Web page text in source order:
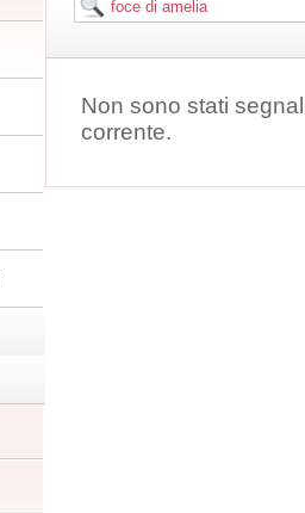
Non sono stati
corrente.